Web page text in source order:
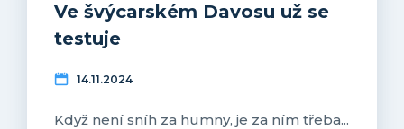
Ve švýcarském Davosu už se
testuje
14.11.2024
Když není sníh za humny, je za ním třeba...